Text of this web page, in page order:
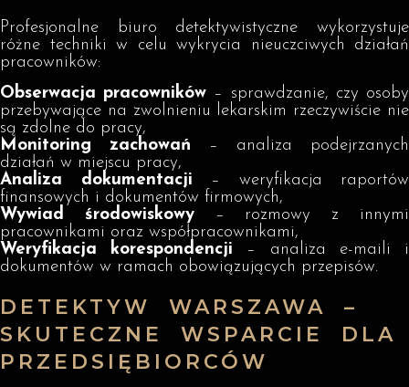
Profesjonalne biuro detektywistyczne wykorzystuje
różne techniki w celu wykrycia nieuczciwych działań
pracowników:
Obserwacja pracowników – sprawdzanie, czy osoby
przebywające na zwolnieniu lekarskim rzeczywiście nie
są zdolne do pracy,
Monitoring zachowań – analiza podejrzanych
działań w miejscu pracy,
Analiza dokumentacji – weryfikacja raportów
finansowych i dokumentów firmowych,
Wywiad środowiskowy– rozmowy z innymi
pracownikami oraz współpracownikami,
Weryfikacja korespondencji – analiza e-maili i
dokumentów w ramach obowiązujących przepisów.
DETEKTYW WARSZAWA –
SKUTECZNE WSPARCIE DLA
PRZEDSIĘBIORCÓW